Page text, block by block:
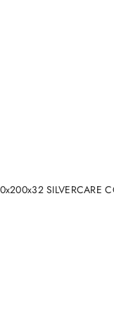
SILVERCARE